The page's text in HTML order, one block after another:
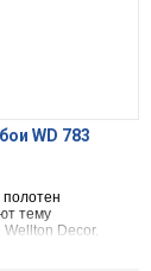
WD 783
тему
Decor.